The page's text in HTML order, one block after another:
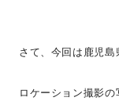
さて、今回は鹿児
ロケーション撮影の